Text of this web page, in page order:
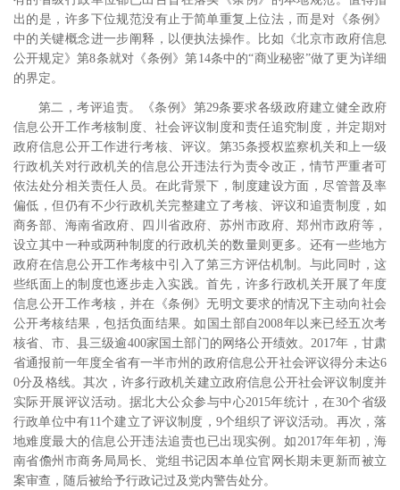
出的是，许多下位规范没有止于简单重复上位法，而是对《条例》
中的关键概念进一步阐释，以便执法操作。比如《北京市政府信息
公开规定》第8条就对《条例》第14条中的“商业秘密”做了更为详细
的界定。
第二，考评追责。《条例》第29条要求各级政府建立健全政府
信息公开工作考核制度、社会评议制度和责任追究制度，并定期对
政府信息公开工作进行考核、评议。第35条授权监察机关和上一级
行政机关对行政机关的信息公开违法行为责令改正，情节严重者可
依法处分相关责任人员。在此背景下，制度建设方面，尽管普及率
偏低，但仍有不少行政机关完整建立了考核、评议和追责制度，如
商务部、海南省政府、四川省政府、苏州市政府、郑州市政府等，
设立其中一种或两种制度的行政机关的数量则更多。 还有一些地方
政府在信息公开工作考核中引入了第三方评估机制。 与此同时，这
些纸面上的制度也逐步走入实践。首先，许多行政机关开展了年度
信息公开工作考核，并在《条例》无明文要求的情况下主动向社会
公开考核结果，包括负面结果。如国土部自 2008年以来已经五次考
核省、市、县三级逾400家国土部门的网络公开绩效。 2017年，甘肃
省通报前一年度全省有一半市州的政府信息公开社会评议得分未达6
0分及格线。其次，许多行政机关建立政府信息公开社会评议制度并
实际开展评议活动。据北大公众参与中心2015年统计，在30个省级
行政单位中有11个建立了评议制度， 9个组织了评议活动。 再次，落
地难度最大的信息公开违法追责也已出现实例。如 2017年年初，海
南省儋州市商务局局长、党组书记因本单位官网长期未更新而被立
案审查，随后被给予行政记过及党内警告处分。